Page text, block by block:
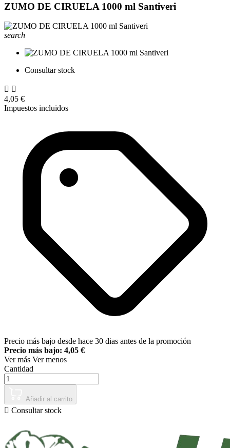
ZUMO DE CIRUELA 1000 ml Santiveri
search
Consultar stock
 
4,05 €
Impuestos incluidos
Precio más bajo desde hace 30 dias antes de la promoción
Precio más bajo: 4,05 €
Ver más Ver menos
Cantidad
Añadir al carrito
 Consultar stock